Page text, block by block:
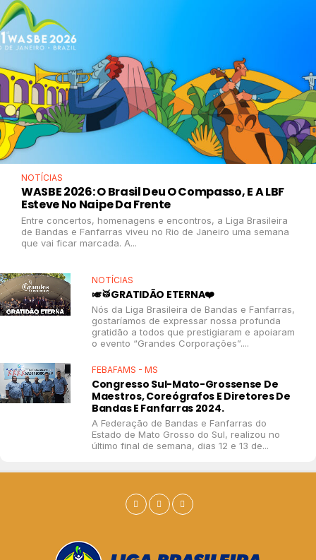
NOTÍCIAS
WASBE 2026: O Brasil Deu O Compasso, E A LBF
Esteve No Naipe Da Frente
Entre concertos, homenagens e encontros, a Liga Brasileira
de Bandas e Fanfarras viveu no Rio de Janeiro uma semana
que vai ficar marcada. A...
NOTÍCIAS
🎺🥁GRATIDÃO ETERNA❤️
Nós da Liga Brasileira de Bandas e Fanfarras,
gostaríamos de expressar nossa profunda
gratidão a todos que prestigiaram e apoiaram
o evento “Grandes Corporações”....
FEBAFAMS - MS
Congresso Sul-Mato-Grossense De
Maestros, Coreógrafos E Diretores De
Bandas E Fanfarras 2024.
A Federação de Bandas e Fanfarras do
Estado de Mato Grosso do Sul, realizou no
último final de semana, dias 12 e 13 de...